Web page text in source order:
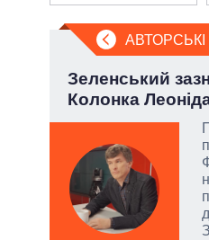
Зеленський
Колонка